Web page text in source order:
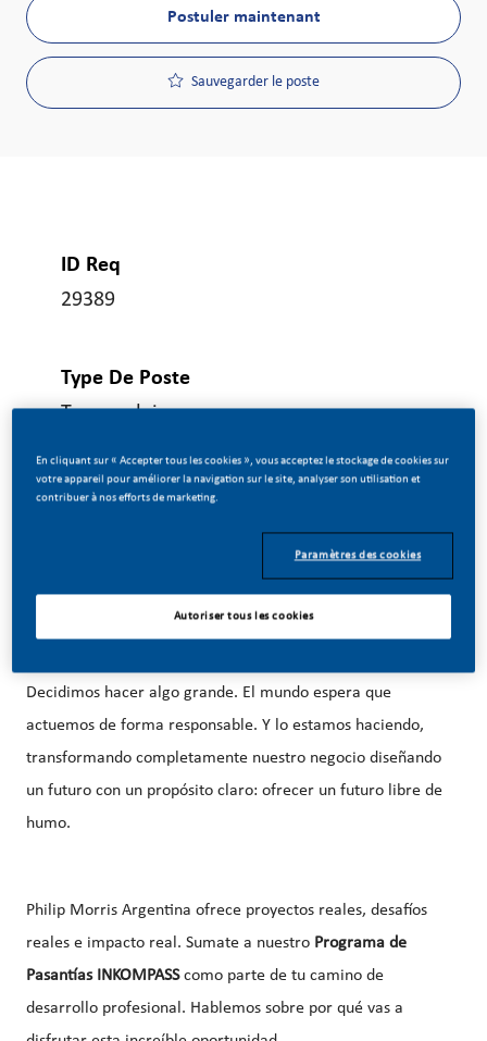
Postuler maintenant
Sauvegarder le poste
ID Req
29389
Type De Poste
Temps plein
Date De Publication
Decidimos hacer algo grande. El mundo espera que
actuemos de forma responsable. Y lo estamos haciendo,
transformando completamente nuestro negocio diseñando
un futuro con un propósito claro: ofrecer un futuro libre de
humo.
Philip Morris Argentina ofrece proyectos reales, desafíos
reales e impacto real. Sumate a nuestro Programa de
Pasantías INKOMPASScomo parte de tu camino de
desarrollo profesional. Hablemos sobre por qué vas a
En cliquant sur « Accepter tous les cookies », vous acceptez le stockage de cookies sur
votre appareil pour améliorer la navigation sur le site, analyser son utilisation et
contribuer à nos efforts de marketing.
Paramètres des cookies
Autoriser tous les cookies